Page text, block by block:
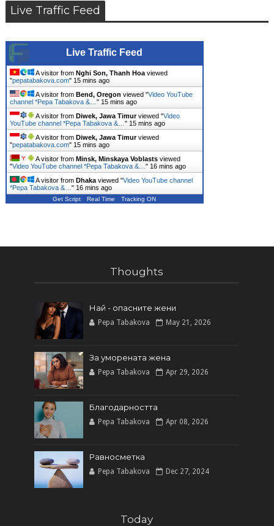
Live Traffic Feed
Live Traffic Feed
A visitor from Nghi Son, Thanh Hoaviewed
"pepatabakova.com" 15 mins ago
A visitor from Bend, Oregon viewed "Video YouTube
channel *Pepa Tabakova &… " 15 mins ago
A visitor from Diwek, Jawa Timurviewed "Video
YouTube channel *Pepa Tabakova &… " 15 mins ago
A visitor from Diwek, Jawa Timurviewed
"pepatabakova.com" 15 mins ago
A visitor from Minsk, Minskaya Voblastsviewed
"Video YouTube channel *Pepa Tabakova &… " 16 mins ago
A visitor from Dhakaviewed "Video YouTube channel
*Pepa Tabakova &… " 16 mins ago
Get Script Real Time Tracking ON
Thoughts
Най - опасните жени
Pepa Tabakova May 21, 2026
За уморената жена
Pepa Tabakova Apr 29, 2026
Благодарността
Pepa Tabakova Apr 08, 2026
Равносметка
Pepa Tabakova Dec 27, 2024
Today